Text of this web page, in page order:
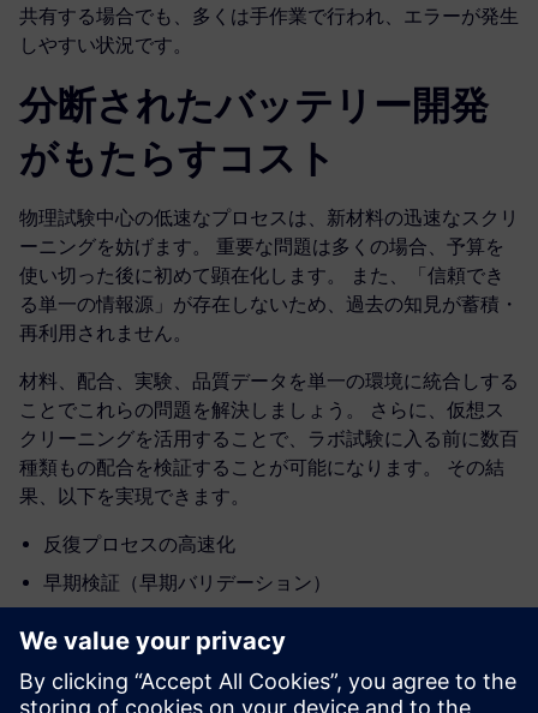
共有する場合でも、多くは手作業で行われ、エラーが発生
しやすい状況です。
分断されたバッテリー開発
がもたらすコスト
物理試験中心の低速なプロセスは、新材料の迅速なスクリ
ーニングを妨げます。 重要な問題は多くの場合、予算を
使い切った後に初めて顕在化します。 また、「信頼でき
る単一の情報源」が存在しないため、過去の知見が蓄積・
再利用されません。
材料、配合、実験、品質データを単一の環境に統合しする
ことでこれらの問題を解決しましょう。 さらに、仮想ス
クリーニングを活用することで、ラボ試験に入る前に数百
種類もの配合を検証することが可能になります。 その結
果、以下を実現できます。
反復プロセスの高速化
早期検証（早期バリデーション）
リアルタイムな可視化
将来に対応可能なプラットフォーム